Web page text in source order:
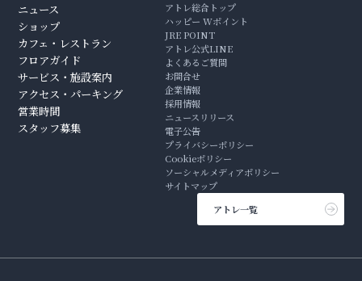
ニュース
ショップ
カフェ・レストラン
フロアガイド
サービス・施設案内
アクセス・パーキング
営業時間
スタッフ募集
アトレ総合トップ
ハッピー Wポイント
JRE POINT
アトレ公式LINE
よくあるご質問
お問合せ
企業情報
採用情報
ニュースリリース
電子公告
プライバシーポリシー
Cookieポリシー
ソーシャルメディアポリシー
サイトマップ
アトレ一覧